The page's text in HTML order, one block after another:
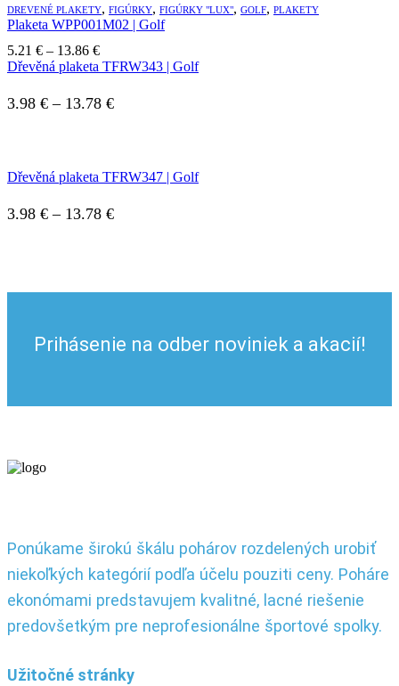
DREVENÉ PLAKETY, FIGÚRKY, FIGÚRKY "LUX", GOLF, PLAKETY
Plaketa WPP001M02 | Golf
5.21 € – 13.86 €Price
range:
through
13.86 €
Dřevěná plaketa TFRW343 | Golf
3.98 € – 13.78 €Price
through
13.78 €
Dřevěná plaketa TFRW347 | Golf
3.98 € – 13.78 €Price
through
Prihásenie na odber noviniek a akacií!
Ponúkame širokú škálu pohárov rozdelených urobiť
niekoľkých kategórií podľa účelu pouziti ceny. Poháre
ekonómami predstavujem kvalitné, lacné riešenie
predovšetkým pre neprofesionálne športové spolky.
Užitočné stránky